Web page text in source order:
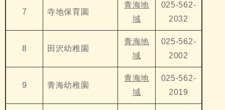
7 寺地保育園
青海地
域
025-562-
2032
8 田沢幼稚園
青海地
域
025-562-
2002
9 青海幼稚園
青海地
域
025-562-
2019